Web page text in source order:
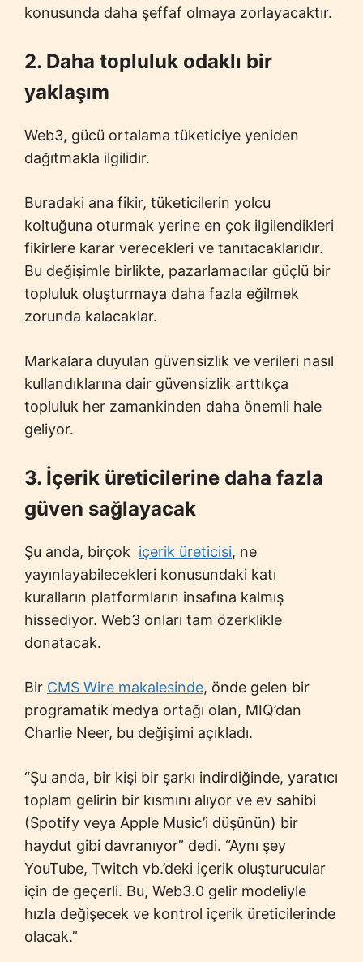
konusunda daha şeffaf olmaya zorlayacaktır.
2. Daha topluluk odaklı bir
yaklaşım
Web3, gücü ortalama tüketiciye yeniden
dağıtmakla ilgilidir.
Buradaki ana fikir, tüketicilerin yolcu
koltuğuna oturmak yerine en çok ilgilendikleri
fikirlere karar verecekleri ve tanıtacaklarıdır.
Bu değişimle birlikte, pazarlamacılar güçlü bir
topluluk oluşturmaya daha fazla eğilmek
zorunda kalacaklar.
Markalara duyulan güvensizlik ve verileri nasıl
kullandıklarına dair güvensizlik arttıkça
topluluk her zamankinden daha önemli hale
geliyor.
3. İçerik üreticilerine daha fazla
güven sağlayacak
Şu anda, birçok içerik üreticisi, ne
yayınlayabilecekleri konusundaki katı
kuralların platformların insafına kalmış
hissediyor. Web3 onları tam özerklikle
donatacak.
Bir CMS Wire makalesinde, önde gelen bir
programatik medya ortağı olan, MIQ’dan
Charlie Neer, bu değişimi açıkladı.
“Şu anda, bir kişi bir şarkı indirdiğinde, yaratıcı
toplam gelirin bir kısmını alıyor ve ev sahibi
(Spotify veya Apple Music’i düşünün) bir
haydut gibi davranıyor” dedi. “Aynı şey
YouTube, Twitch vb.’deki içerik oluşturucular
için de geçerli. Bu, Web3.0 gelir modeliyle
hızla değişecek ve kontrol içerik üreticilerinde
olacak.”